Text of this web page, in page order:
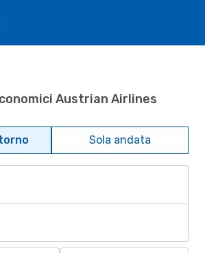
Austrian Airlines
Sola andata